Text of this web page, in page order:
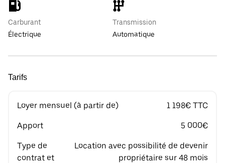
Carburant
Électrique
Transmission
Automatique
Tarifs
Loyer mensuel (à partir de) 1 198€ TTC
Apport 5 000€
Type de
contrat et
Location avec possibilité de devenir
propriétaire sur 48 mois